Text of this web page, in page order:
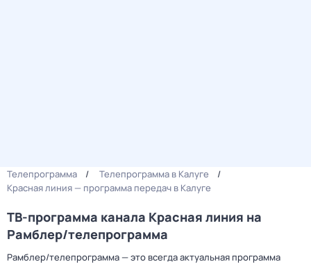
Телепрограмма
Телепрограмма в Калуге
Красная линия — программа передач в Калуге
ТВ-программа канала Красная линия на
Рамблер/телепрограмма
Рамблер/телепрограмма — это всегда актуальная программа